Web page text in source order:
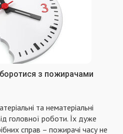
з пожирачами
та нематеріальні
головної роботи. Їх дуже
справ – пожирачі часу не